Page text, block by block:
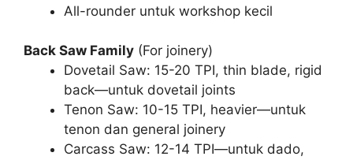
All-rounder untuk workshop kecil
Back Saw Family (For joinery)
Dovetail Saw: 15-20 TPI, thin blade, rigid
back—untuk dovetail joints
Tenon Saw: 10-15 TPI, heavier—untuk
tenon dan general joinery
Carcass Saw: 12-14 TPI—untuk dado,